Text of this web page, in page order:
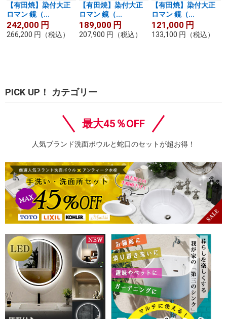
【有田焼】染付大正
ロマン 鏡（...
242,000 円
266,200 円 （税込）
【有田焼】染付大正
ロマン 鏡（...
189,000 円
207,900 円 （税込）
【有田焼】染付大正
ロマン 鏡（...
121,000 円
133,100 円 （税込）
PICK UP！ カテゴリー
最大45％OFF
人気ブランド洗面ボウルと蛇口のセットが超お得！